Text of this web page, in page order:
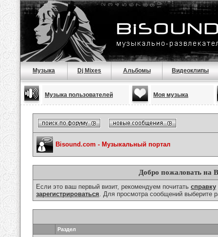
Музыка Dj Mixes Альбомы Видеоклипы
Музыка пользователей Моя музыка
Bisound.com - Музыкальный портал
Добро пожаловать на
Если это ваш первый визит, рекомендуем почитать справку
зарегистрироваться. Для просмотра сообщений выберите
Раздел